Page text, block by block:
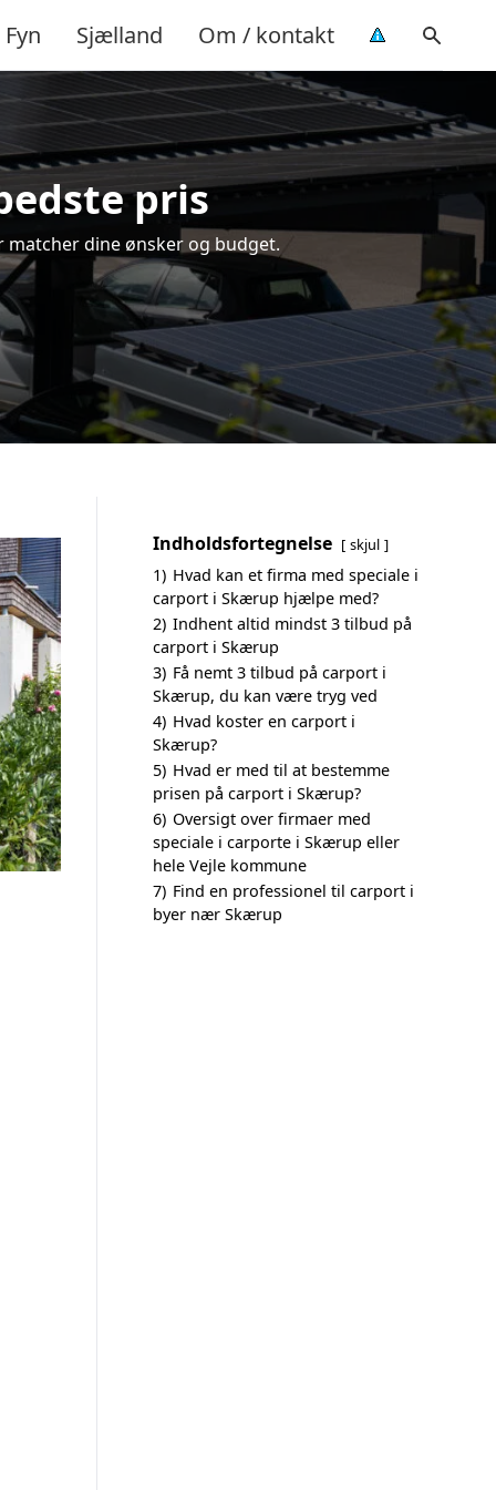
Fyn Sjælland Om / kontakt
pris
dine ønsker og budget.
Indholdsfortegnelse skjul
1) Hvad kan et firma med speciale i
carport i Skærup hjælpe med?
2) Indhent altid mindst 3 tilbud på
carport i Skærup
3) Få nemt 3 tilbud på carport i
Skærup, du kan være tryg ved
4) Hvad koster en carport i
Skærup?
5) Hvad er med til at bestemme
prisen på carport i Skærup?
6) Oversigt over firmaer med
speciale i carporte i Skærup eller
hele Vejle kommune
7) Find en professionel til carport i
byer nær Skærup